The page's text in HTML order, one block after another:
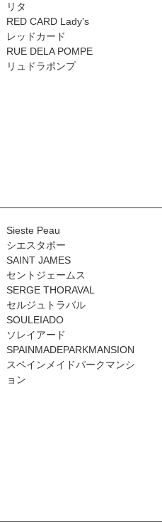
リタ
RED CARD Lady's
レッドカード
RUE DELA POMPE
リュドラポンプ
Sieste Peau
シエスタポー
SAINT JAMES
セントジェームス
SERGE THORAVAL
セルジュトラバル
SOULEIADO
ソレイアード
SPAINMADEPARKMANSION
スペインメイドパークマンシ
ョン